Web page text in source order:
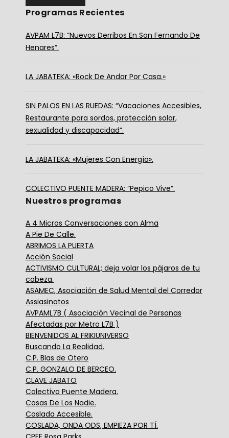
Programas Recientes
AVPAM L7B: “Nuevos Derribos En San Fernando De
Henares”.
LA JABATEKA: «Rock De Andar Por Casa.»
SIN PALOS EN LAS RUEDAS: “Vacaciones Accesibles,
Restaurante para sordos, protección solar,
sexualidad y discapacidad”.
LA JABATEKA: «Mujeres Con Energía».
COLECTIVO PUENTE MADERA: “Pepico Vive”.
Nuestros programas
A 4 Micros Conversaciones con Alma
A Pie De Calle.
ABRIMOS LA PUERTA
Acción Social
ACTIVISMO CULTURAL; deja volar los pájaros de tu
cabeza.
ASAMEC, Asociación de Salud Mental del Corredor
Assiasinatos
AVPAML7B ( Asociación Vecinal de Personas
Afectadas por Metro L7B )
BIENVENIDOS AL FRIKIUNIVERSO
Buscando La Realidad.
C.P. Blas de Otero
C.P. GONZALO DE BERCEO.
CLAVE JABATO
Colectivo Puente Madera.
Cosas De Los Nadie.
Coslada Accesible.
COSLADA, ONDA ODS, EMPIEZA POR TÍ.